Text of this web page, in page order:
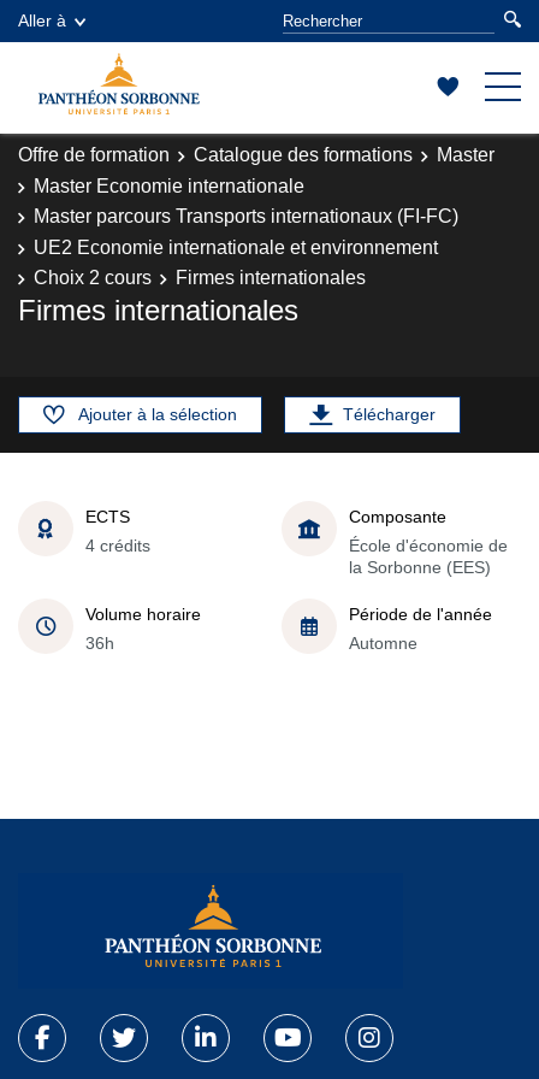
Aller à
Offre de formation Catalogue des formations
Master
Master Economie internationale
Master parcours Transports internationaux (FI-FC)
UE2 Economie internationale et environnement
Choix 2 cours
Firmes internationales
Firmes internationales
Ajouter à la sélection Télécharger
ECTS
4 crédits
Composante
École d'économie de
la Sorbonne (EES)
Volume horaire
36h
Période de l'année
Automne